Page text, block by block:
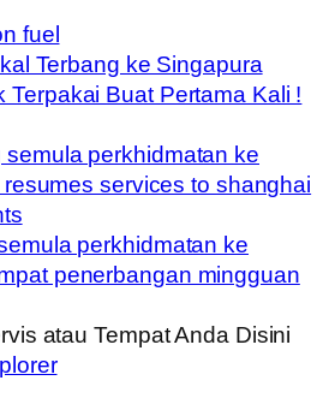
Terbang ke Singapura
Terpakai Buat Pertama Kali !
perkhidmatan ke
penerbangan mingguan
atau Tempat Anda Disini